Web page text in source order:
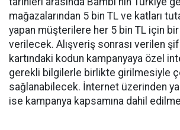
mağazalarından 5 bin TL ve katları
yapan müşterilere her 5 bin TL için bir
verilecek. Alışveriş sonrası verilen
kartındaki kodun kampanyaya özel
gerekli bilgilerle birlikte girilmesiyle
sağlanabilecek. İnternet üzerinden
ise kampanya kapsamına dahil